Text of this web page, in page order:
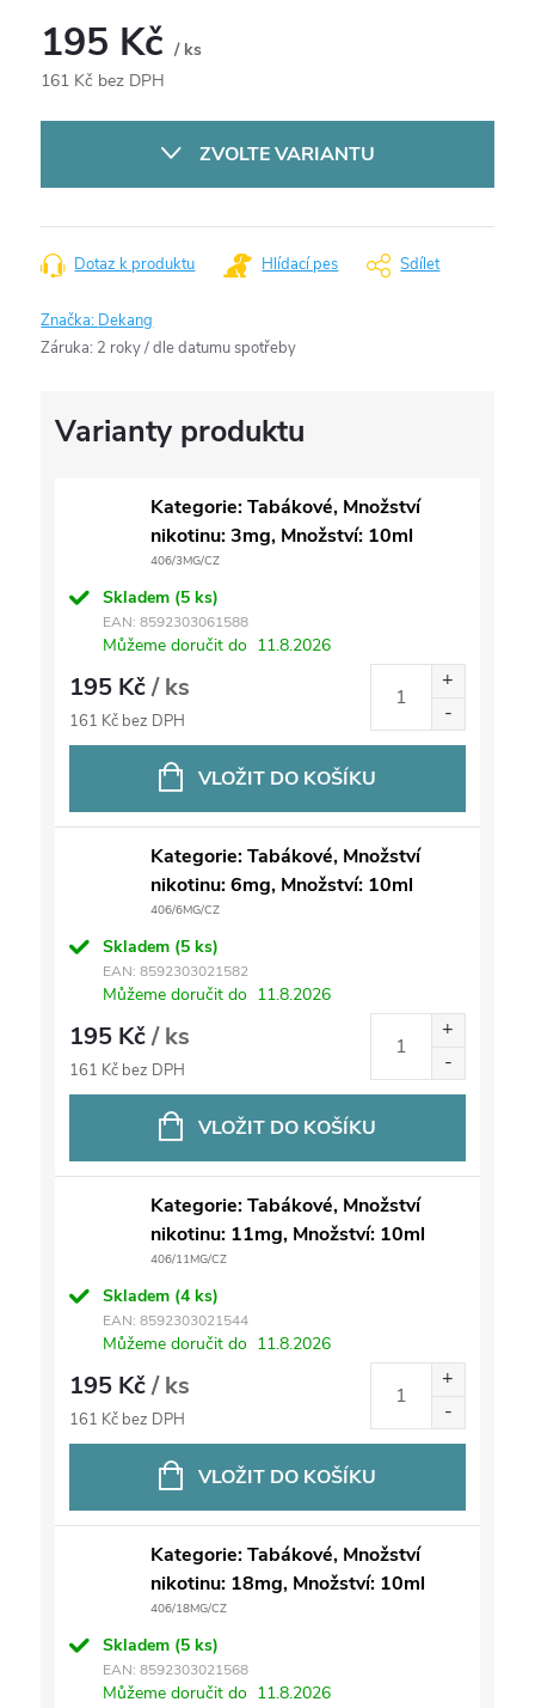
195 Kč/ ks
161 Kč bez DPH
ZVOLTE VARIANTU
Dotaz k produktu Hlídací pes Sdílet
Značka: Dekang
Záruka: 2 roky / dle datumu spotřeby
Kategorie: Tabákové, Množství
nikotinu: 3mg, Množství: 10ml
406/3MG/CZ
Skladem (5 ks)
EAN: 8592303061588
Můžeme doručit do 11.8.2026
195 Kč/ ks
161 Kč bez DPH
VLOŽIT DO KOŠÍKU
Kategorie: Tabákové, Množství
nikotinu: 6mg, Množství: 10ml
406/6MG/CZ
Skladem (5 ks)
EAN: 8592303021582
Můžeme doručit do 11.8.2026
195 Kč/ ks
161 Kč bez DPH
VLOŽIT DO KOŠÍKU
Kategorie: Tabákové, Množství
nikotinu: 11mg, Množství: 10ml
406/11MG/CZ
Skladem (4 ks)
EAN: 8592303021544
Můžeme doručit do 11.8.2026
195 Kč/ ks
161 Kč bez DPH
VLOŽIT DO KOŠÍKU
Kategorie: Tabákové, Množství
nikotinu: 18mg, Množství: 10ml
406/18MG/CZ
Skladem (5 ks)
EAN: 8592303021568
Můžeme doručit do 11.8.2026